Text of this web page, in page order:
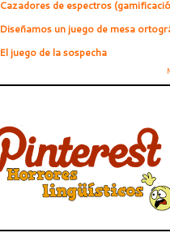
Cazadores de espectros
Diseñamos un juego de mesa
El juego de la sospecha